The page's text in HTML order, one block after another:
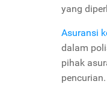
yang
Asuransi
dalam
pihak
pencurian.